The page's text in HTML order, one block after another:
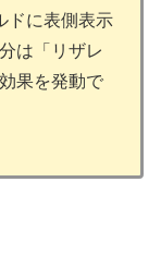
ドに表側表示
は「リザレ
果を発動で